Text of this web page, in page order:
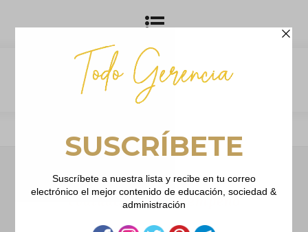
Browsing Tag
evaluacion de desempeno